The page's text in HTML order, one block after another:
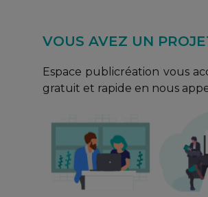
VOUS AVEZ UN
Espace publicréation vous
gratuit et rapide en nous